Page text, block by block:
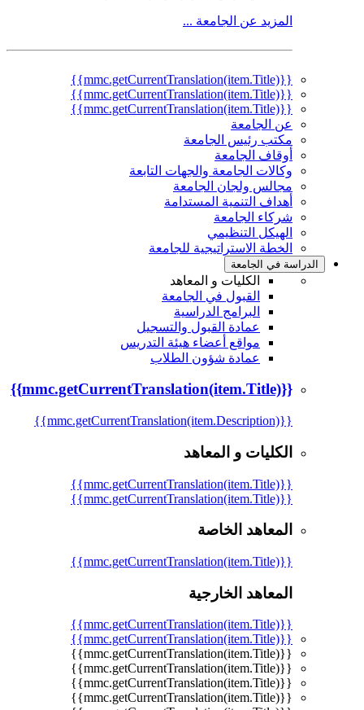
المزيد عن الجامعة ...
{{mmc.getCurrentTranslation(item.Title)}}
{{mmc.getCurrentTranslation(item.Title)}}
{{mmc.getCurrentTranslation(item.Title)}}
عن الجامعة
مكتب رئيس الجامعة
أوقاف الجامعة
وكالات الجامعة والجهات التابعة
مجالس ولجان الجامعة
أهداف التنمية المستدامة
شركاء الجامعة
الهيكل التنظيمي
الخطة الاستراتيجية للجامعة
الدراسة في الجامعة
الكليات و المعاهد
القبول في الجامعة
البرامج الدراسية
عمادة القبول والتسجيل
مواقع أعضاء هيئة التدريس
عمادة شؤون الطلاب
{{mmc.getCurrentTranslation(item.Title)}}
{{mmc.getCurrentTranslation(item.Description)}}
الكليات و المعاهد
{{mmc.getCurrentTranslation(item.Title)}}
{{mmc.getCurrentTranslation(item.Title)}}
المعاهد الخاصة
{{mmc.getCurrentTranslation(item.Title)}}
المعاهد الخارجية
{{mmc.getCurrentTranslation(item.Title)}}
{{mmc.getCurrentTranslation(item.Title)}}
{{mmc.getCurrentTranslation(item.Title)}}
{{mmc.getCurrentTranslation(item.Title)}}
{{mmc.getCurrentTranslation(item.Title)}}
{{mmc.getCurrentTranslation(item.Title)}}